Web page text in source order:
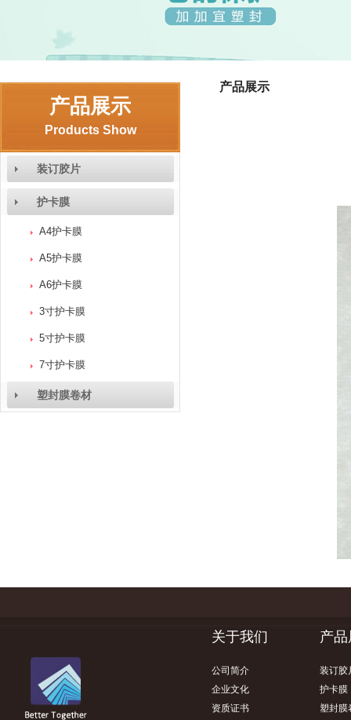
产品展示
Products Show
装订胶片
护卡膜
A4护卡膜
A5护卡膜
A6护卡膜
3寸护卡膜
5寸护卡膜
7寸护卡膜
塑封膜卷材
产品展示
关于我们
公司简介
企业文化
资质证书
产
装订胶
护卡膜
塑封膜